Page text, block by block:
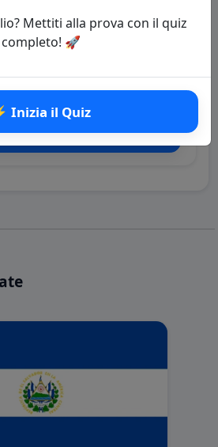
Mettiti alla prova con il quiz
completo! 🚀
Inizia il Quiz
il link della domanda
Mondo
Inizia il Quiz